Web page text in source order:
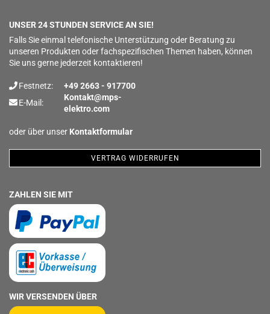
UNSER 24 STUNDEN SERVICE AN SIE!
Falls Sie einmal telefonische Unterstützung oder Beratung zu
unseren Produkten oder fachspezifischen Themen haben, können
Sie uns gerne jederzeit kontaktieren!
Festnetz:
+49 2663 - 917700
E-Mail:
Kontakt@mps-
elektro.com
oder über unser Kontaktformular
VERTRAG WIDERRUFEN
ZAHLEN SIE MIT
WIR VERSENDEN ÜBER